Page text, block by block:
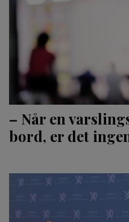
– Når en
bord, er det